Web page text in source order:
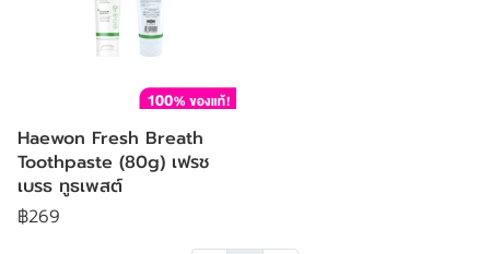
Haewon Fresh Breath
Toothpaste (80g) เฟรช
เบรธ ทูธเพสต์
฿269